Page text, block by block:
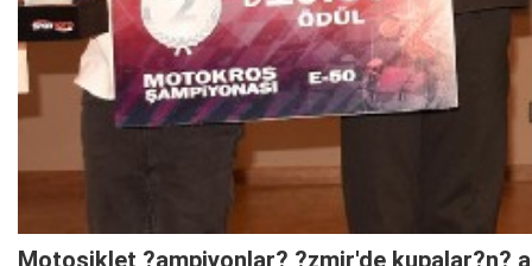
Motosiklet ?ampiyonlar? ?zmir'de kupalar?n?